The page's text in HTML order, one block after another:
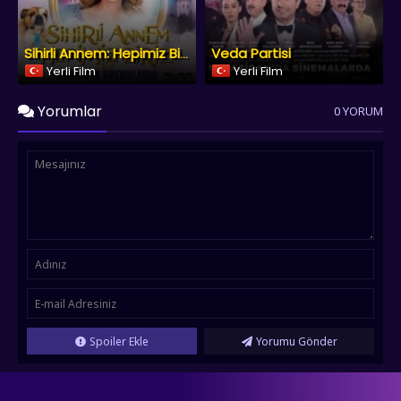
Sihirli Annem: Hepimiz Biriz
Yerli Film
Veda Partisi
Yerli Film
Yorumlar 0 YORUM
Spoiler Ekle Yorumu Gönder